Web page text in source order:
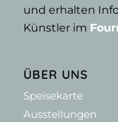
und erhalten
Künstler im
ÜBER UNS
Speisekarte
Ausstellungen